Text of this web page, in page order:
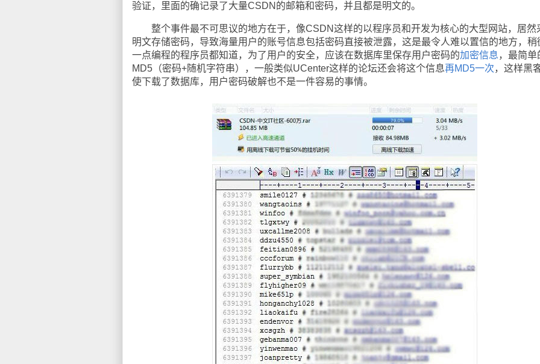
验证，里面的确记录了大量CSDN的邮箱和密码，并且都是明文的。
整个事件最不可思议的地方在于，像CSDN这样的以程序员和开发为核心的大型网站，居然
明文存储密码，导致海量用户的账号信息包括密码直接被泄露，这是最令人难以置信的地方，稍
一点编程的程序员都知道，为了用户的安全，应该在数据库里保存用户密码的加密信息，最简单
MD5（密码+随机字符串），一般类似UCenter这样的论坛还会将这个信息再MD5一次，这样黑
使下载了数据库，用户密码破解也不是一件容易的事情。